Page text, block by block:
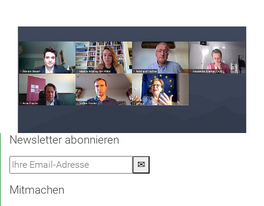
Newsletter abonnieren
✉
Mitmachen